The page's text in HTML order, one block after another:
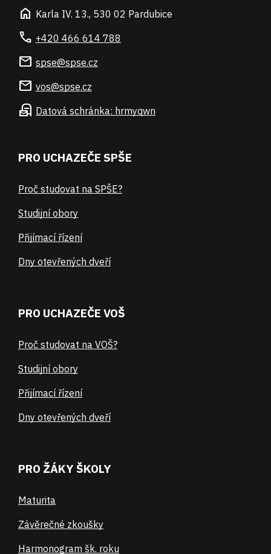
home Karla IV. 13., 530 02 Pardubice
call +420 466 614 788
mail spse@spse.cz
mail vos@spse.cz
local_post_office Datová schránka: hrmyqwn
PRO UCHAZEČE SPŠE
Proč studovat na SPŠE?
Studijní obory
Přijímací řízení
Dny otevřených dveří
PRO UCHAZEČE VOŠ
Proč studovat na VOŠ?
Studijní obory
Přijímací řízení
Dny otevřených dveří
PRO ŽÁKY ŠKOLY
Maturita
Závěrečné zkoušky
Harmonogram šk. roku